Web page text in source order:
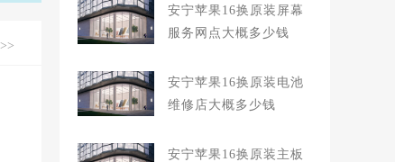
>>
安宁苹果16换原装屏幕
服务网点大概多少钱
安宁苹果16换原装电池
维修店大概多少钱
安宁苹果16换原装主板